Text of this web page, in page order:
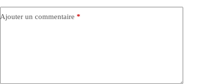
Ajouter un commentaire *